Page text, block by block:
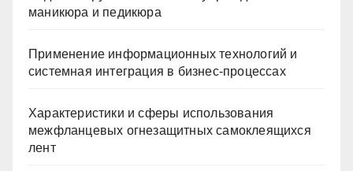
маникюра и педикюра
Применение информационных технологий и
системная интеграция в бизнес-процессах
Характеристики и сферы использования
межфланцевых огнезащитных самоклеящихся
лент